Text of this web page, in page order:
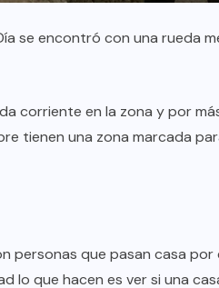
se encontró con una rueda
corriente en la zona y por
tienen una zona marcada
personas que pasan casa
lo que hacen es ver si una